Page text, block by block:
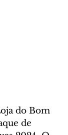
do Bom
de